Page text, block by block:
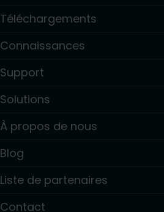
Téléchargements
Connaissances
Support
Solutions
À propos de nous
Blog
Liste de partenaires
Contact